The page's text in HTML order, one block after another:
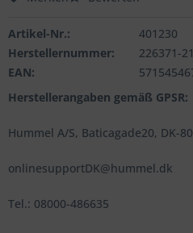
Artikel-Nr.:
401230
Herstellernummer:
226371-
EAN:
Herstellerangaben gemäß GPSR:
Hummel A/S, Baticagade20, DK-
onlinesupportDK@hummel.dk
Tel.: 08000-486635